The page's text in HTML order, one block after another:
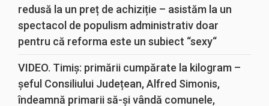
redusă la un preț de achiziție – asistăm la un
spectacol de populism administrativ doar
pentru că reforma este un subiect “sexy“
VIDEO. Timiș: primării cumpărate la kilogram –
șeful Consiliului Județean, Alfred Simonis,
îndeamnă primarii să-și vândă comunele,